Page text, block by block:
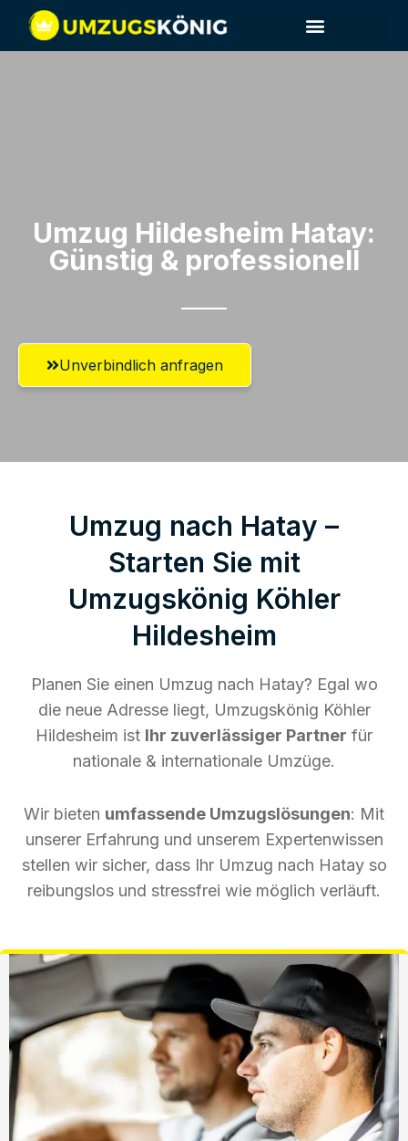
Umzug Hildesheim​ Hatay:
Günstig & professionell​
Unverbindlich anfragen
Umzug nach Hatay –
Starten Sie mit
Umzugskönig Köhler
Hildesheim
Planen Sie einen Umzug nach Hatay? Egal wo
die neue Adresse liegt, Umzugskönig Köhler
Hildesheim ist Ihr zuverlässiger Partner für
nationale & internationale Umzüge.
Wir bieten umfassende Umzugslösungen: Mit
unserer Erfahrung und unserem Expertenwissen
stellen wir sicher, dass Ihr Umzug nach Hatay so
reibungslos und stressfrei wie möglich verläuft.